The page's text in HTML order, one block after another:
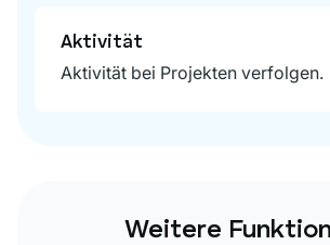
Aktivität
Aktivität bei Projekten verfolgen.
Weitere